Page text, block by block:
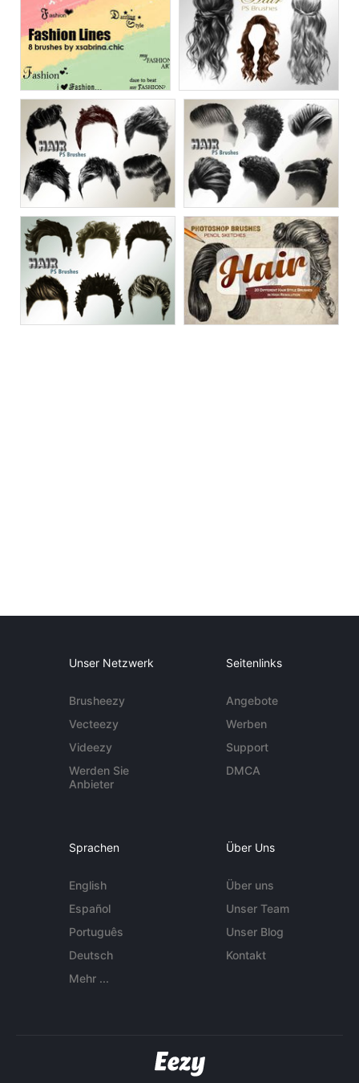
Unser Netzwerk
Brusheezy
Vecteezy
Videezy
Werden Sie
Anbieter
Seitenlinks
Angebote
Werben
Support
DMCA
Sprachen
English
Español
Português
Deutsch
Mehr ...
Über Uns
Über uns
Unser Team
Unser Blog
Kontakt